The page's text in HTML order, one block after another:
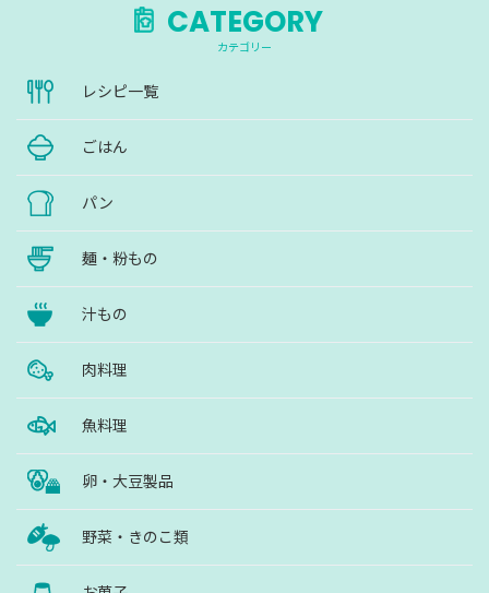
CATEGORY
カテゴリー
レシピ一覧
ごはん
パン
麺・粉もの
汁もの
肉料理
魚料理
卵・大豆製品
野菜・きのこ類